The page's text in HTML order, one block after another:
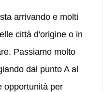
arrivando e molti
città d'origine o in
Passiamo molto
dal punto A al
opportunità per